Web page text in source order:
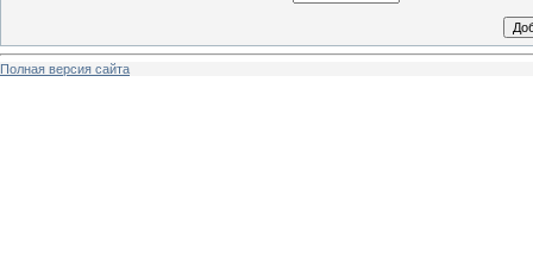
Полная версия сайта